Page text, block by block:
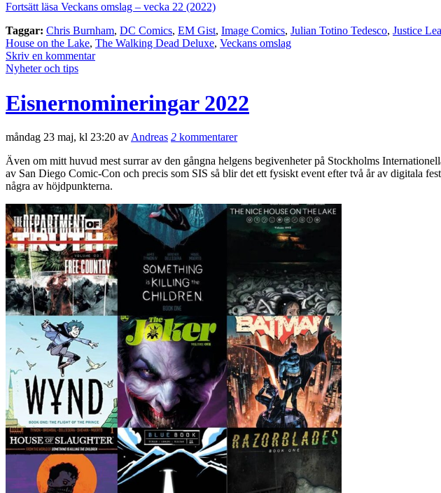
Fortsätt läsa Veckans omslag – vecka 22 (2022)
Taggar: Chris Burnham, DC Comics, EM Gist, Image Comics, Julian Totino Tedesco, Justice
House on the Lake, The Walking Dead Deluxe, Veckans omslag
Skriv en kommentar
Nyheter och tips
Eisnernomineringar 2022
måndag 23 maj, kl 23:20 av Andreas 2 kommentarer
Även om mitt huvud mest surrar av den gångna helgens begivenheter på Stockholms
av San Diego Comic-Con och precis som SIS så blir det ett fysiskt event efter två år av digitala
några av höjdpunkterna.